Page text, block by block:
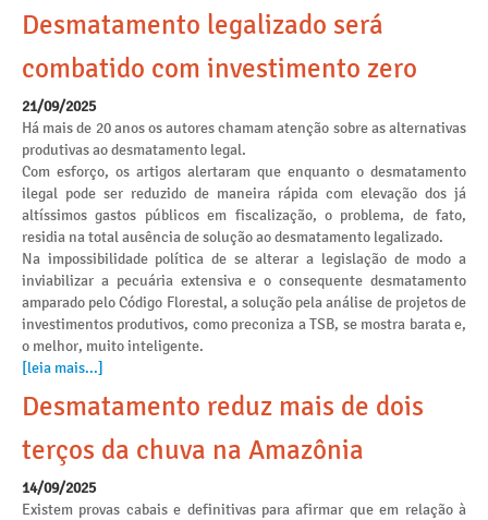
Desmatamento legalizado será
combatido com investimento zero
21/09/2025
Há mais de 20 anos os autores chamam atenção sobre as alternativas
produtivas ao desmatamento legal.
Com esforço, os artigos alertaram que enquanto o desmatamento
ilegal pode ser reduzido de maneira rápida com elevação dos já
altíssimos gastos públicos em fiscalização, o problema, de fato,
residia na total ausência de solução ao desmatamento legalizado.
Na impossibilidade política de se alterar a legislação de modo a
inviabilizar a pecuária extensiva e o consequente desmatamento
amparado pelo Código Florestal, a solução pela análise de projetos de
investimentos produtivos, como preconiza a TSB, se mostra barata e,
o melhor, muito inteligente.
[leia mais...]
Desmatamento reduz mais de dois
terços da chuva na Amazônia
14/09/2025
Existem provas cabais e definitivas para afirmar que em relação à